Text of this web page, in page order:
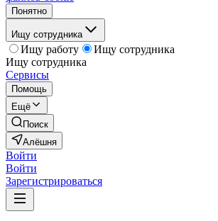
Понятно
Ищу сотрудника
Ищу работу
Ищу сотрудника
Ищу сотрудника
Сервисы
Помощь
Ещё
Поиск
Алёшня
Войти
Войти
Зарегистрироваться